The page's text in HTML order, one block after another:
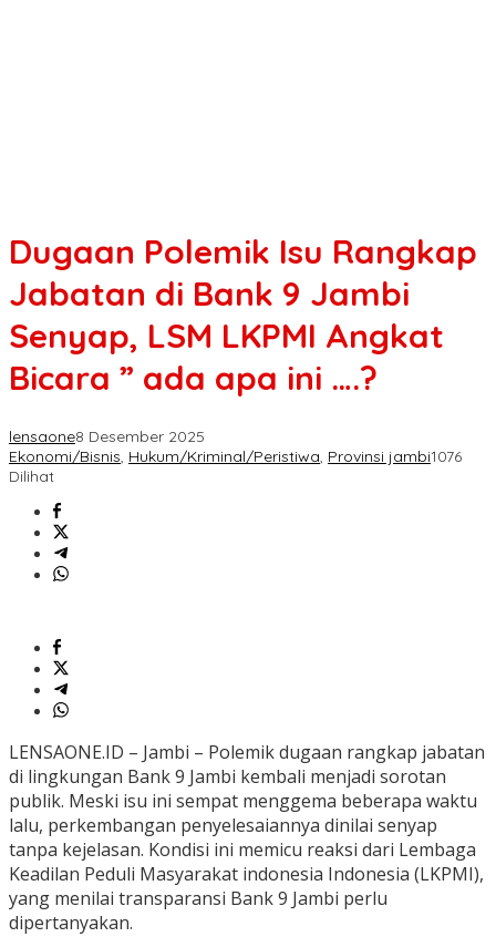
Dugaan Polemik Isu Rangkap
Jabatan di Bank 9 Jambi
Senyap, LSM LKPMI Angkat
Bicara ” ada apa ini ….?
lensaone8 Desember 2025
Ekonomi/Bisnis, Hukum/Kriminal/Peristiwa, Provinsi jambi1076
Dilihat
LENSAONE.ID – Jambi – Polemik dugaan rangkap jabatan
di lingkungan Bank 9 Jambi kembali menjadi sorotan
publik. Meski isu ini sempat menggema beberapa waktu
lalu, perkembangan penyelesaiannya dinilai senyap
tanpa kejelasan. Kondisi ini memicu reaksi dari Lembaga
Keadilan Peduli Masyarakat indonesia Indonesia (LKPMI),
yang menilai transparansi Bank 9 Jambi perlu
dipertanyakan.